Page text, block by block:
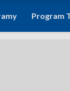
Program